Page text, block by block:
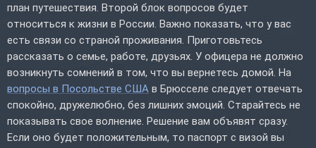
план путешествия. Второй блок вопросов будет
относиться к жизни в России. Важно показать, что у вас
есть связи со страной проживания. Приготовьтесь
рассказать о семье, работе, друзьях. У офицера не должно
возникнуть сомнений в том, что вы вернетесь домой. На
вопросы в Посольстве США в Брюсселе следует отвечать
спокойно, дружелюбно, без лишних эмоций. Старайтесь не
показывать свое волнение. Решение вам объявят сразу.
Если оно будет положительным, то паспорт с визой вы